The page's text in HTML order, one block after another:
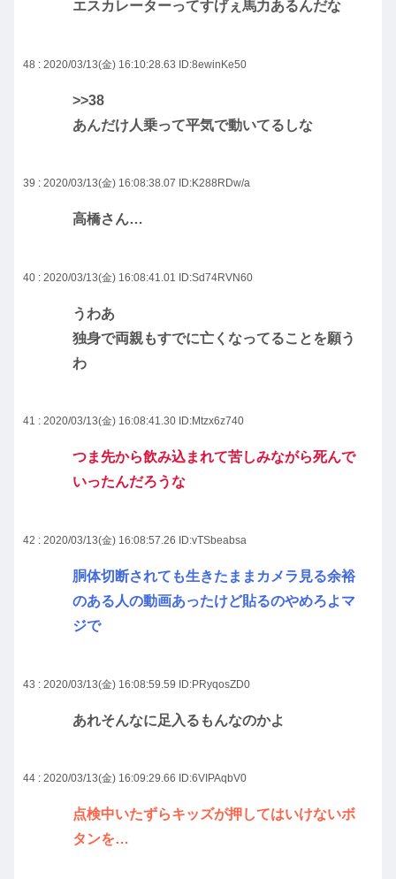
エスカレーターってすげぇ馬力あるんだな
48 : 2020/03/13(金) 16:10:28.63 ID:8ewinKe50
>>38
あんだけ人乗って平気で動いてるしな
39 : 2020/03/13(金) 16:08:38.07 ID:K288RDw/a
高橋さん…
40 : 2020/03/13(金) 16:08:41.01 ID:Sd74RVN60
うわあ
独身で両親もすでに亡くなってることを願う
わ
41 : 2020/03/13(金) 16:08:41.30 ID:Mtzx6z740
つま先から飲み込まれて苦しみながら死んで
いったんだろうな
42 : 2020/03/13(金) 16:08:57.26 ID:vTSbeabsa
胴体切断されても生きたままカメラ見る余裕
のある人の動画あったけど貼るのやめろよマ
ジで
43 : 2020/03/13(金) 16:08:59.59 ID:PRyqosZD0
あれそんなに足入るもんなのかよ
44 : 2020/03/13(金) 16:09:29.66 ID:6VIPAqbV0
点検中いたずらキッズが押してはいけないボ
タンを…